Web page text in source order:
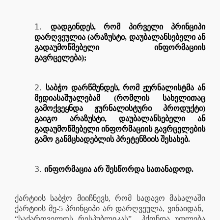
დადგინდეს, რომ პირველი პრინციპი
დარღვეულია (არაზუსტი, დაუბალანსებელი ან
გადაუმოწმებელი ინფორმაციის
გავრცელება);
საბჭო დარწმუნდეს, რომ ჟურნალისტმა ან
მედიასაშუალებამ (რომლის სახელითაც
გამოქვეყნდა ჟურნალისტური პროდუქტი)
გაიგო არაზუსტი, დაუბალანსებელი ან
გადაუმოწმებელი ინფორმაციის გავრცელების
გამო განმცხადებლის პრეტენზიის შესახებ.
ინფორმაცია არ შესწორდა სათანადოდ.
ქარტიის საბჭო მიიჩნევს, რომ სადავო მასალაში
ქარტიის მე-5 პრინციპი არ დარღვეულა, ვინაიდან,